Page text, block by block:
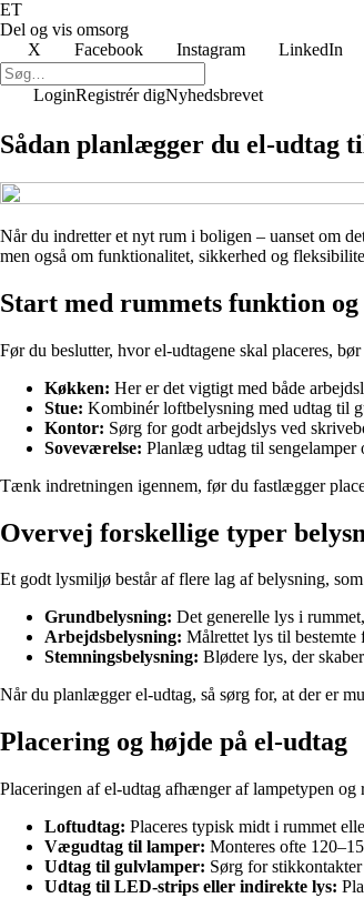
ET
Del og vis omsorg
X
Facebook Instagram LinkedIn
LoginRegistrér digNyhedsbrevet
Sådan planlægger du el-udtag
Når du indretter et nyt rum i boligen – uanset om
men også om funktionalitet, sikkerhed og
Start med rummets funktion
Før du beslutter, hvor el-udtagene skal placeres,
Køkken: Her er det vigtigt med både
Stue: Kombinér loftbelysning med udtag til
Kontor: Sørg for godt arbejdslys ved
Soveværelse: Planlæg udtag til
Tænk indretningen igennem, før du fastlægger
Overvej forskellige typer
Et godt lysmiljø består af flere lag af belysning,
Grundbelysning: Det generelle lys i
Arbejdsbelysning: Målrettet lys til
Stemningsbelysning: Blødere lys, der
Når du planlægger el-udtag, så sørg for, at der er
Placering og højde på el-udtag
Placeringen af el-udtag afhænger af lampetypen
Loftudtag: Placeres typisk midt i rummet
Vægudtag til lamper: Monteres ofte
Udtag til gulvlamper: Sørg for
Udtag til LED-strips eller indirekte lys: